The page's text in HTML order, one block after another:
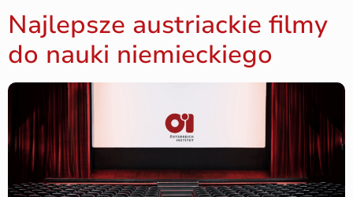
Najlepsze austriackie filmy
do nauki niemieckiego